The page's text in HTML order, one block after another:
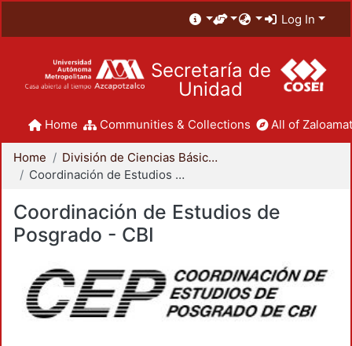
Log In
Secretaría de
Unidad
Home Communities & Collections All of
Home
División de Ciencias Básicas e Ingeniería
Coordinación de Estudios de Posgrado - CBI
Coordinación de Estudios de
Posgrado - CBI